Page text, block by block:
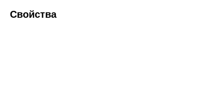
Свойства